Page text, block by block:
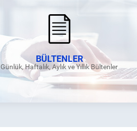
BÜLTENLER
Günlük, Haftalık, Aylık ve Yıllık Bültenler